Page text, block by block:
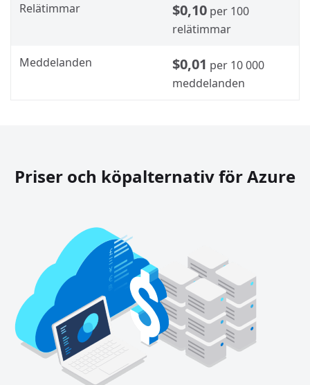
Relätimmar $0,10 per 100
relätimmar
Meddelanden $0,01 per 10 000
meddelanden
Priser och köpalternativ för Azure